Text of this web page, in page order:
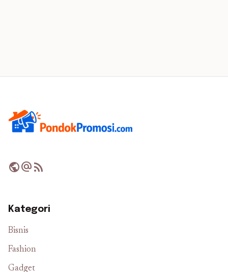
publicalternate_emailrss_feed
Kategori
Bisnis
Fashion
Gadget